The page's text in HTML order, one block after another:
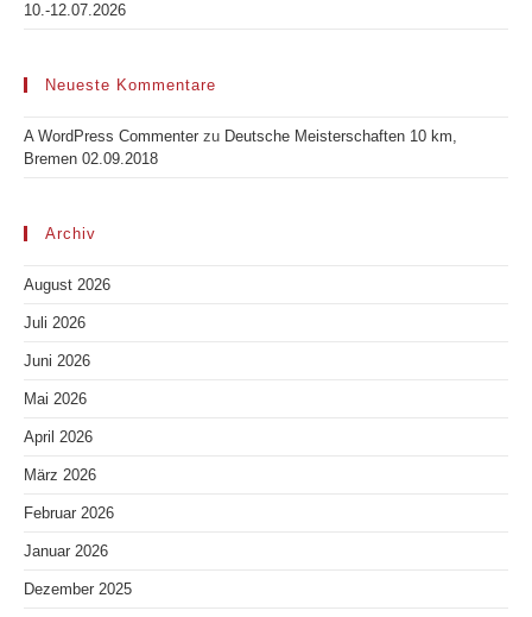
10.-12.07.2026
Neueste Kommentare
A WordPress Commenter zu Deutsche Meisterschaften 10 km,
Bremen 02.09.2018
Archiv
August 2026
Juli 2026
Juni 2026
Mai 2026
April 2026
März 2026
Februar 2026
Januar 2026
Dezember 2025